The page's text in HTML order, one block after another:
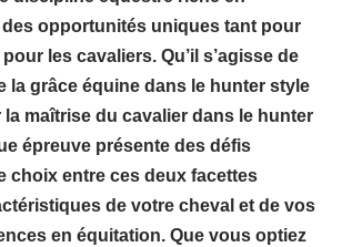
opportunités uniques tant pour
les cavaliers. Qu’il s’agisse de
la grâce équine dans le hunter style
maîtrise du cavalier dans le hunter
épreuve présente des défis
choix entre ces deux facettes
de votre cheval et de vos
en équitation. Que vous optiez